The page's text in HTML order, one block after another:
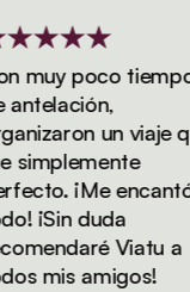
muy poco tiempo
un viaje que
¡Me encantó
¡Sin duda
Viatu a
mis amigos!